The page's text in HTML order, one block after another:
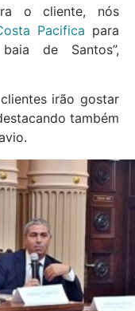
o cliente, nós
Pacifica para
de Santos”,
irão gostar
também